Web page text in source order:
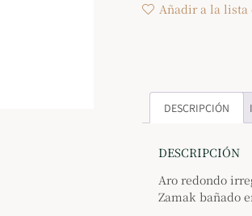
Añadir a la lista
DESCRIPCIÓN
DESCRIPCIÓN
Aro redondo
Zamak bañado